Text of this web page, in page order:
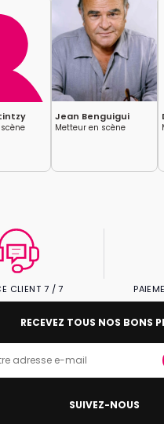
Jean Benguigui
Metteur en scène
CLIENT 7 / 7
SUIVEZ-NOUS
RECEVEZ TOUS NOS BONS